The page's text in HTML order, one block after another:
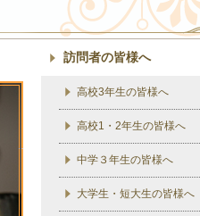
訪問者の皆様へ
高校3年生の皆様へ
高校1・2年生の皆様へ
中学３年生の皆様へ
大学生・短大生の皆様へ